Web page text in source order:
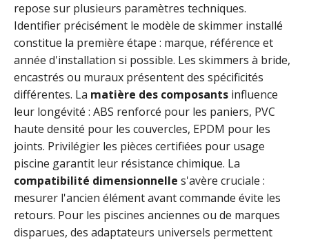
repose sur plusieurs paramètres techniques.
Identifier précisément le modèle de skimmer installé
constitue la première étape : marque, référence et
année d'installation si possible. Les skimmers à bride,
encastrés ou muraux présentent des spécificités
différentes. La matière des composants influence
leur longévité : ABS renforcé pour les paniers, PVC
haute densité pour les couvercles, EPDM pour les
joints. Privilégier les pièces certifiées pour usage
piscine garantit leur résistance chimique. La
compatibilité dimensionnelle s'avère cruciale :
mesurer l'ancien élément avant commande évite les
retours. Pour les piscines anciennes ou de marques
disparues, des adaptateurs universels permettent